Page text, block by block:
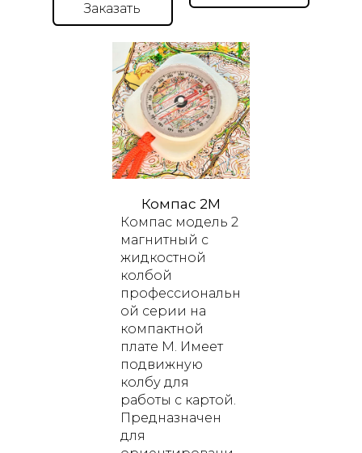
Заказать
Компас 2M
Компас модель 2
магнитный с
жидкостной
колбой
профессиональн
ой серии на
компактной
плате M . Имеет
подвижную
колбу для
работы с картой.
Предназначен
для